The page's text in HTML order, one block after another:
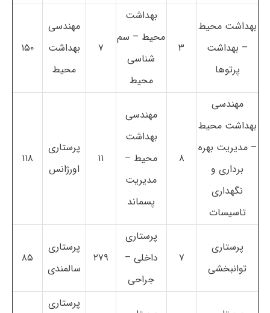
بهداشت محیط
– بهداشت
پرتوها
۳
بهداشت
محیط – سم
شناسی
محیط
۷
مهندسی
بهداشت
محیط
۱۵۰
مهندسی
بهداشت محیط
– مدیریت بهره
برداری و
نگهداری
تاسیسات
۸
مهندسی
بهداشت
محیط –
مدیریت
پسماند
۱۱
پرستاری
اورژانس
۱۱۸
پرستاری
توانبخشی
۷
پرستاری
داخلی –
جراحی
۲۷۹
پرستاری
سالمندی
۸۵
پرستاری